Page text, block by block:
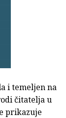
i temeljen na
čitatelja u
prikazuje